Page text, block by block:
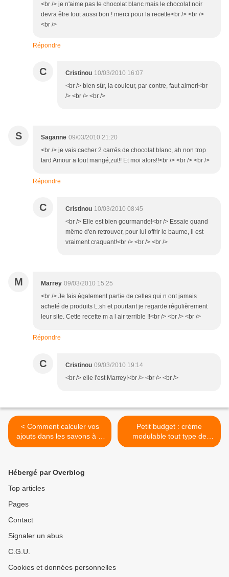
<br /> je n'aime pas le chocolat blanc mais le chocolat noir
devra être tout aussi bon ! merci pour la recette<br /> <br />
<br />
Répondre
C Cristinou 10/03/2010 16:07
<br /> bien sûr, la couleur, par contre, faut aimer!<br
/> <br /> <br />
S Saganne 09/03/2010 21:20
<br /> je vais cacher 2 carrés de chocolat blanc, ah non trop
tard Amour a tout mangé,zut!! Et moi alors!!<br /> <br /> <br />
Répondre
C Cristinou 10/03/2010 08:45
<br /> Elle est bien gourmande!<br /> Essaie quand
même d'en retrouver, pour lui offrir le baume, il est
vraiment craquant!<br /> <br /> <br />
M Marrey 09/03/2010 15:25
<br /> Je fais également partie de celles qui n ont jamais
acheté de produits L.sh et pourtant je regarde régulièrement
leur site. Cette recette m a l air terrible !!<br /> <br /> <br />
Répondre
C Cristinou 09/03/2010 19:14
<br /> elle l'est Marrey!<br /> <br /> <br />
< Comment calculer vos
ajouts dans les savons à la
lessive de soude avec The
Petit budget : crème
modulable tout type de
peau >
Hébergé par Overblog
Top articles
Pages
Contact
Signaler un abus
C.G.U.
Cookies et données personnelles